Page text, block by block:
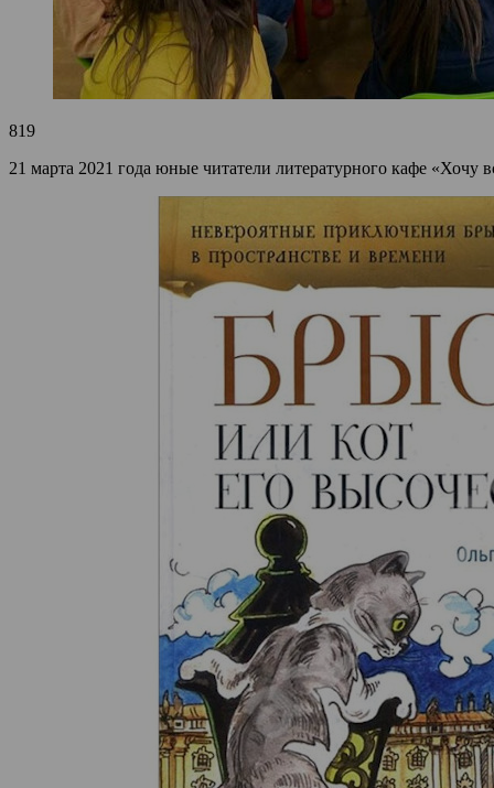
819
21 марта 2021 года юные читатели литературного кафе «Хочу